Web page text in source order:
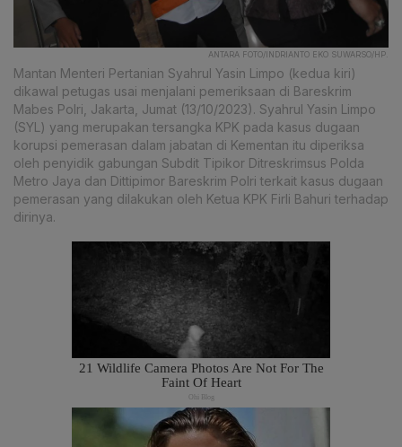
ANTARA FOTO/INDRIANTO EKO SUWARSO/HP.
Mantan Menteri Pertanian Syahrul Yasin Limpo (kedua kiri)
dikawal petugas usai menjalani pemeriksaan di Bareskrim
Mabes Polri, Jakarta, Jumat (13/10/2023). Syahrul Yasin Limpo
(SYL) yang merupakan tersangka KPK pada kasus dugaan
korupsi pemerasan dalam jabatan di Kementan itu diperiksa
oleh penyidik gabungan Subdit Tipikor Ditreskrimsus Polda
Metro Jaya dan Dittipimor Bareskrim Polri terkait kasus dugaan
pemerasan yang dilakukan oleh Ketua KPK Firli Bahuri terhadap
dirinya.